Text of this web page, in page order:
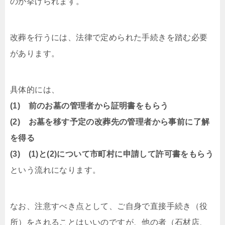
改葬を行うには、法律で定められた手続きを踏む必要
があります。
具体的には、
(1) 前のお墓の管理者から証明書をもらう
(2) お墓を移す予定の改葬先の管理者から事前に了解
を得る
(3) (1)と(2)について市町村に申請して許可書をもらう
という流れになります。
なお、注意すべき点として、ご自身で直接手続き（役
所）をされることはいいのですが、他の者（石材店、